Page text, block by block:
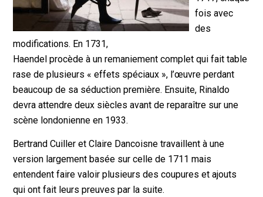
fois avec
des
modifications. En 1731,
Haendel procède à un remaniement complet qui fait table
rase de plusieurs « effets spéciaux », l’œuvre perdant
beaucoup de sa séduction première. Ensuite, Rinaldo
devra attendre deux siècles avant de reparaître sur une
scène londonienne en 1933.
Bertrand Cuiller et Claire Dancoisne travaillent à une
version largement basée sur celle de 1711 mais
entendent faire valoir plusieurs des coupures et ajouts
qui ont fait leurs preuves par la suite.